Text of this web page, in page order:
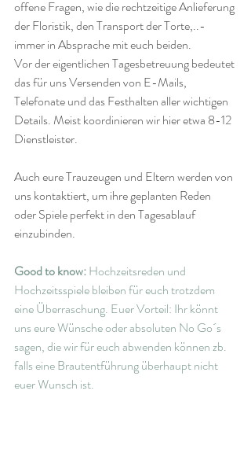
offene Fragen, wie die rechtzeitige Anlieferung
der Floristik, den Transport der Torte,..-
immer in Absprache mit euch beiden.
Vor der eigentlichen Tagesbetreuung bedeutet
das für uns Versenden von E-Mails,
Telefonate und das Festhalten aller wichtigen
Details. Meist koordinieren wir hier etwa 8-12
Dienstleister.
Auch eure Trauzeugen und Eltern werden von
uns kontaktiert, um ihre geplanten Reden
oder Spiele perfekt in den Tagesablauf
einzubinden.
Good to know: Hochzeitsreden und
Hochzeitsspiele bleiben für euch trotzdem
eine Überraschung. Euer Vorteil: Ihr könnt
uns eure Wünsche oder absoluten No Go´s
sagen, die wir für euch abwenden können zb.
falls eine Brautentführung überhaupt nicht
euer Wunsch ist.